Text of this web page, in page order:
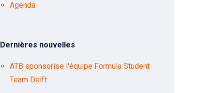
Agenda
Dernières nouvelles
ATB sponsorise l'équipe Formula Student
Team Delft